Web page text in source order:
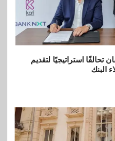
استراتيجيًا لتقديم
البنك